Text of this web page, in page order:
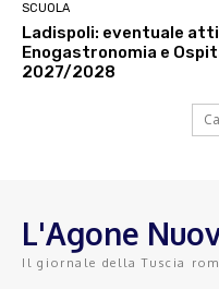
SCUOLA
Ladispoli: eventuale
Enogastronomia e
2027/2028
L'Agone
Il giornale della Tuscia